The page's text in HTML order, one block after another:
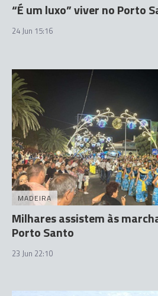
“É um luxo” viver no Porto
24 Jun 15:16
MADEIRA
Milhares assistem às
Porto Santo
23 Jun 22:10